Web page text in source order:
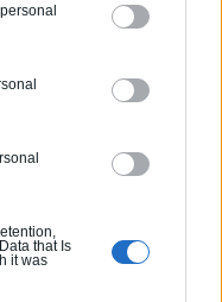
that Is
it was